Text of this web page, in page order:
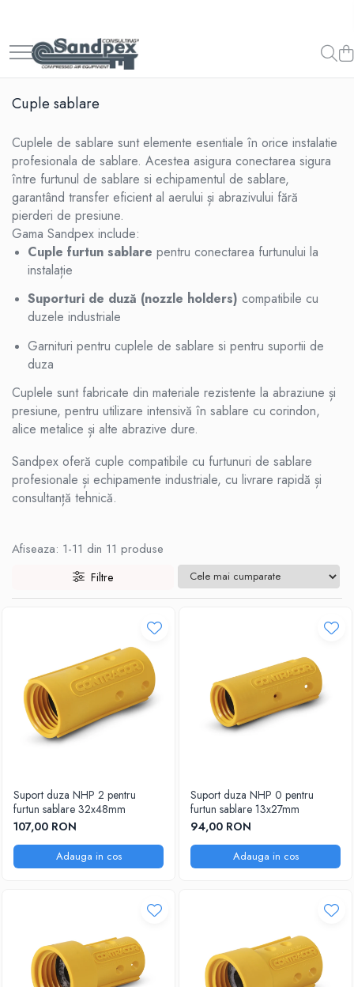
Compresoare aer cu surub
Compresor cu Curele
Compresor cu Cuplaj Direct
Inverter
Butelie aer comprimat
Butelie aer comprimat 500l
Butelie aer comprimat 1000l
Tratarea aerului comprimat
Separatoare Ciclon de Condens
Uscatoare aer comprimat prin
Uscatoare aer comprimat Prin
Absorbtie
Filtre aer comprimat
Purje aer comprimat
Turn de carbon activ
Aparate de sablat
Instalatii Sablare
Cabine Sablare
Duze Sablare
Cuple sablare
Furtune de sablare
Piese schimb aparat sablare
Cuple sablare
Cuplele de sablare sunt elemente esentiale în orice instalatie
profesionala de sablare. Acestea asigura conectarea sigura
între furtunul de sablare si echipamentul de sablare,
garantând transfer eficient al aerului și abrazivului fără
pierderi de presiune.
Gama Sandpex include:
Cuple furtun sablare pentru conectarea furtunului la
instalație
Suporturi de duză (nozzle holders) compatibile cu
duzele industriale
Garnituri pentru cuplele de sablare si pentru suportii de
duza
Cuplele sunt fabricate din materiale rezistente la abraziune și
presiune, pentru utilizare intensivă în sablare cu corindon,
alice metalice și alte abrazive dure.
Sandpex oferă cuple compatibile cu furtunuri de sablare
profesionale și echipamente industriale, cu livrare rapidă și
consultanță tehnică.
Afiseaza: 1-11 din 11 produse
Filtre
Suport duza NHP 2 pentru
furtun sablare 32x48mm
107,00 RON
Adauga in cos
Suport duza NHP 0 pentru
furtun sablare 13x27mm
94,00 RON
Adauga in cos